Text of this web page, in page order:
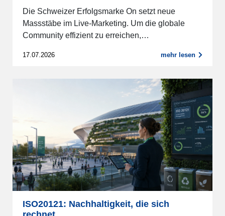
Die Schweizer Erfolgsmarke On setzt neue
Massstäbe im Live-Marketing. Um die globale
Community effizient zu erreichen,…
17.07.2026 mehr lesen
ISO20121: Nachhaltigkeit, die sich